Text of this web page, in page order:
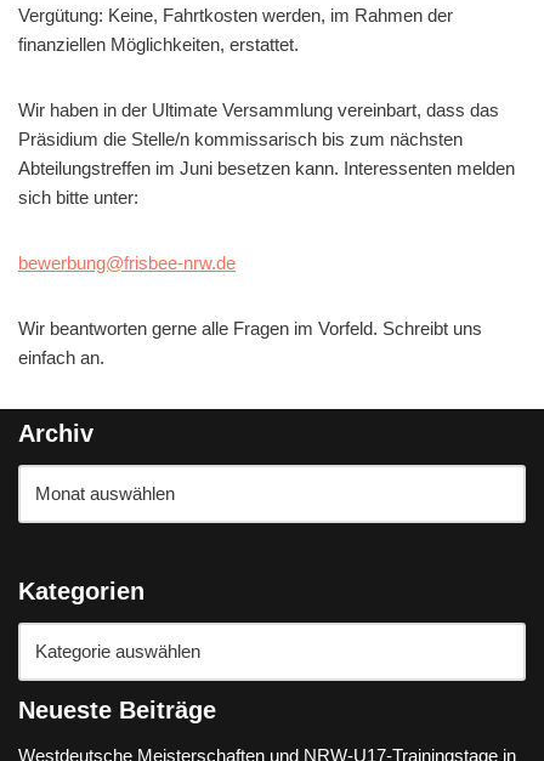
Vergütung: Keine, Fahrtkosten werden, im Rahmen der
finanziellen Möglichkeiten, erstattet.
Wir haben in der Ultimate Versammlung vereinbart, dass das
Präsidium die Stelle/n kommissarisch bis zum nächsten
Abteilungstreffen im Juni besetzen kann. Interessenten melden
sich bitte unter:
bewerbung@frisbee-nrw.de
Wir beantworten gerne alle Fragen im Vorfeld. Schreibt uns
einfach an.
Archiv
Kategorien
Neueste Beiträge
Westdeutsche Meisterschaften und NRW-U17-Trainingstage in